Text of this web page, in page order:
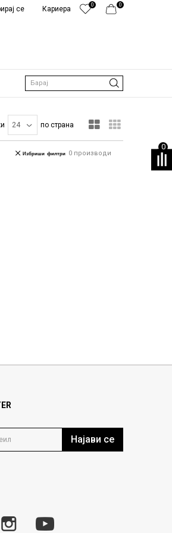
0
0
Кариера
се
Барај
0
по страна
0 производи
Избриши филтри
Најави се